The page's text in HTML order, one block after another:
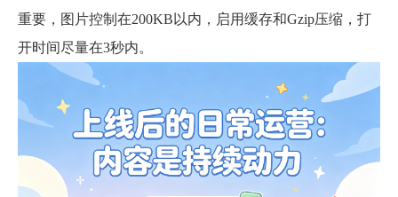
重要，图片控制在200KB以内，启用缓存和Gzip压缩，打
开时间尽量在3秒内。